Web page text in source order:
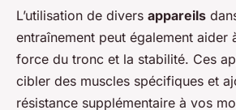
L’utilisation de divers appareils
entraînement peut également aider
force du tronc et la stabilité. Ces
cibler des muscles spécifiques et
résistance supplémentaire à vos